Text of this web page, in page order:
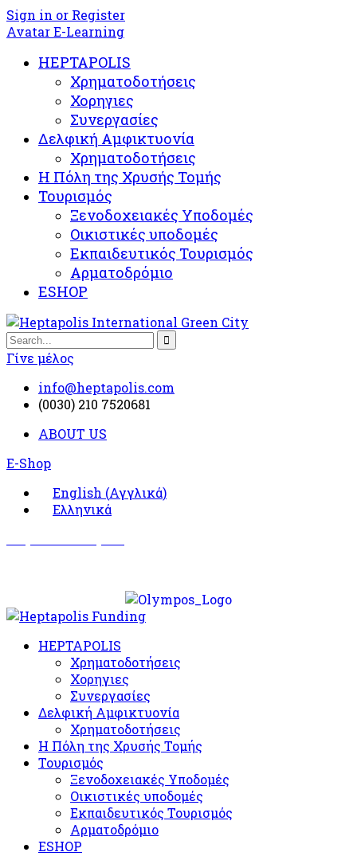
Sign in or Register
Avatar E-Learning
HEPTAPOLIS
Χρηματοδοτήσεις
Χορηγιες
Συνεργασίες
Δελφική Αμφικτυονία
Χρηματοδοτήσεις
Η Πόλη της Χρυσής Τομής
Τουρισμός
Ξενοδοχειακές Υποδομές​
Oικιστικές υποδομές
Εκπαιδευτικός Τουρισμός
Αρματοδρόμιο
ESHOP
Γίνε μέλος
info@heptapolis.com
(0030) 210 7520681
ABOUT US
E-Shop
English (Αγγλικά)
Ελληνικά
HEPTAPOLIS
Χρηματοδοτήσεις
Χορηγιες
Συνεργασίες
Δελφική Αμφικτυονία
Χρηματοδοτήσεις
Η Πόλη της Χρυσής Τομής
Τουρισμός
Ξενοδοχειακές Υποδομές​
Oικιστικές υποδομές
Εκπαιδευτικός Τουρισμός
Αρματοδρόμιο
ESHOP